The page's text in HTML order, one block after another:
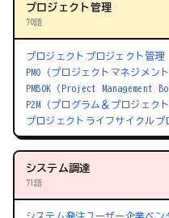
プロジェクト管理
70語
プロジェクト プロジェクト管理
PMO（プロジェクトマネジメン
PMBOK（Project Management
P2M（プログラム＆プロジェク
プロジェクトライフサイクルプ
システム調達
71語
システム発注 ユーザー企業ベン